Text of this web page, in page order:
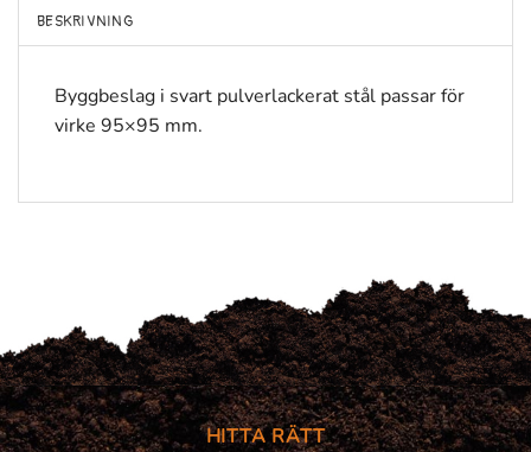
BESKRIVNING
Byggbeslag i svart pulverlackerat stål passar för
virke 95×95 mm.
HITTA RÄTT